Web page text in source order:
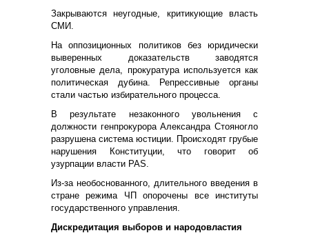
Закрываются неугодные, критикующие власть
СМИ.
На оппозиционных политиков без юридически
выверенных доказательств заводятся
уголовные дела, прокуратура используется как
политическая дубина. Репрессивные органы
стали частью избирательного процесса.
В результате незаконного увольнения с
должности генпрокурора Александра Стояногло
разрушена система юстиции. Происходят грубые
нарушения Конституции, что говорит об
узурпации власти PAS.
Из-за необоснованного, длительного введения в
стране режима ЧП опорочены все институты
государственного управления.
Дискредитация выборов и народовластия